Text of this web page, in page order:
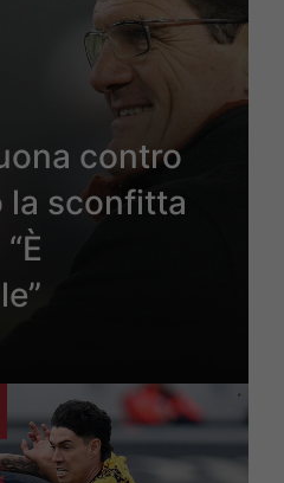
contro
la sconfitta